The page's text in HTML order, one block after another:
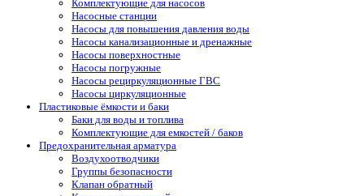
Комплектующие для насосов
Насосные станции
Насосы для повышения давления воды
Насосы канализационные и дренажные
Насосы поверхностные
Насосы погружные
Насосы рециркуляционные ГВС
Насосы циркуляционные
Пластиковые ёмкости и баки
Баки для воды и топлива
Комплектующие для емкостей / баков
Предохранительная арматура
Воздухоотводчики
Группы безопасности
Клапан обратный